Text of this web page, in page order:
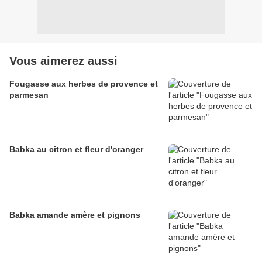
Vous aimerez aussi
Fougasse aux herbes de provence et
parmesan
Babka au citron et fleur d'oranger
Babka amande amère et pignons